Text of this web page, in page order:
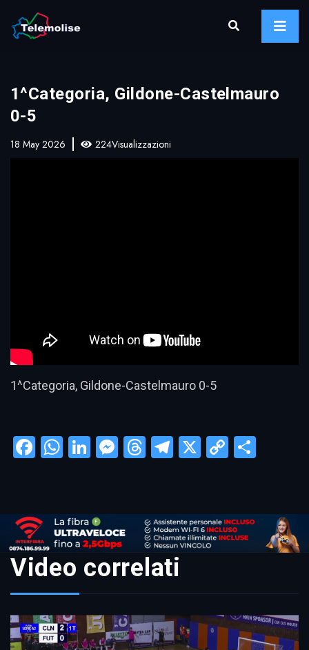
1^Categoria, Gildone-Castelmauro
0-5
18 May 2026 224Visualizzazioni
1^Categoria, Gildone-Castelmauro 0-5
Facebook
WhatsApp
LinkedIn
Messenger
Threads
Telegram
X
Copy
Video correlati